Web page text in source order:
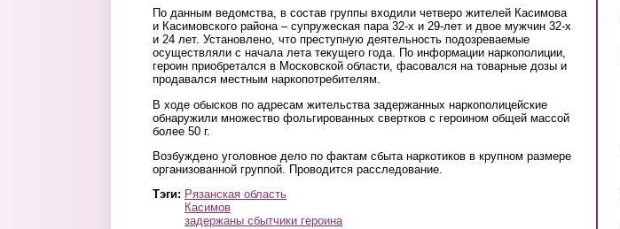
По данным ведомства, в состав группы входили четверо жителей Касимова
и Касимовского района – супружеская пара 32-х и 29-лет и двое мужчин 32-х
и 24 лет. Установлено, что преступную деятельность подозреваемые
осуществляли с начала лета текущего года. По информации наркополиции,
героин приобретался в Московской области, фасовался на товарные дозы и
продавался местным наркопотребителям.
В ходе обысков по адресам жительства задержанных наркополицейские
обнаружили множество фольгированных свертков с героином общей массой
более 50 г.
Возбуждено уголовное дело по фактам сбыта наркотиков в крупном размере
организованной группой. Проводится расследование.
Тэги: Рязанская область
Касимов
задержаны сбытчики героина